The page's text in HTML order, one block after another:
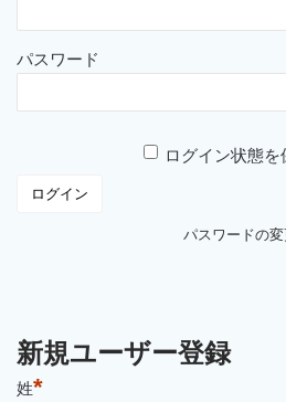
パスワード
ログイン状態を
パスワードの
新規ユーザー登録
姓*